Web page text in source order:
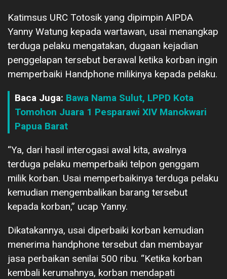
Katimsus URC Totosik yang dipimpin AIPDA
Yanny Watung kepada wartawan, usai menangkap
terduga pelaku mengatakan, dugaan kejadian
penggelapan tersebut berawal ketika korban ingin
memperbaiki Handphone milikinya kepada pelaku.
Baca Juga: Bawa Nama Sulut, LPPD Kota
Tomohon Juara 1 Pesparawi XIV Manokwari
Papua Barat
“Ya, dari hasil interogasi awal kita, awalnya
terduga pelaku memperbaiki telpon genggam
milik korban. Usai memperbaikinya terduga pelaku
kemudian mengembalikan barang tersebut
kepada korban,” ucap Yanny.
Dikatakannya, usai diperbaiki korban kemudian
menerima handphone tersebut dan membayar
jasa perbaikan senilai 500 ribu. “Ketika korban
kembali kerumahnya, korban mendapati